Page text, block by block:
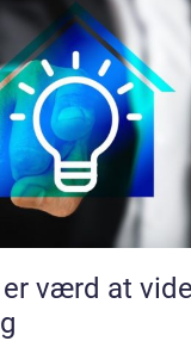
er værd at